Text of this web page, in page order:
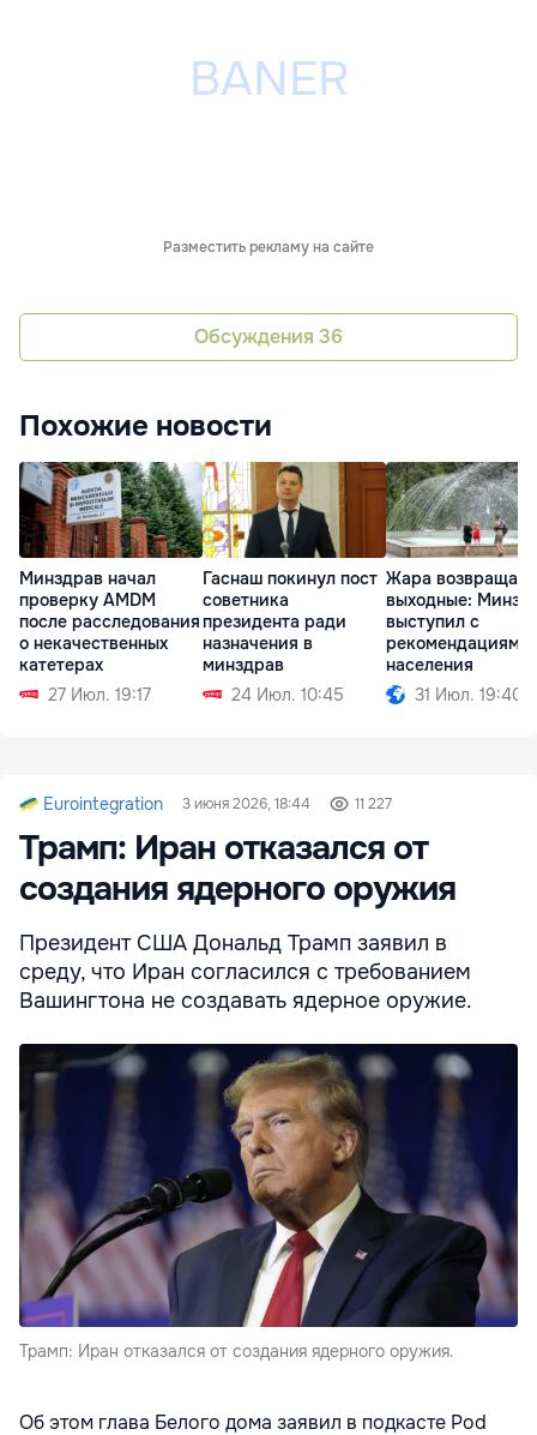
Разместить рекламу на сайте
Обсуждения 36
Похожие новости
Минздрав начал
проверку AMDM
после расследования
о некачественных
катетерах
27 Июл. 19:17
Гаснаш покинул пост
советника
президента ради
назначения в
минздрав
24 Июл. 10:45
Жара
выходные:
выступил с
рекомендациями
населения
31 Июл. 19:40
Eurointegration 3 июня 2026, 18:44 11 227
Трамп: Иран отказался от
создания ядерного оружия
Президент США Дональд Трамп заявил в
среду, что Иран согласился с требованием
Вашингтона не создавать ядерное оружие.
Трамп: Иран отказался от создания ядерного оружия.
Об этом глава Белого дома заявил в подкасте Pod